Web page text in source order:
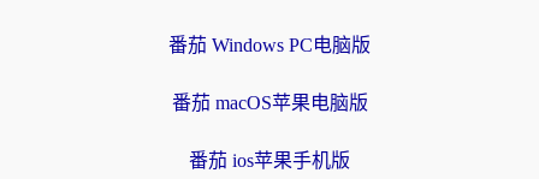
番茄 Windows PC电脑版
番茄 macOS苹果电脑版
番茄 ios苹果手机版